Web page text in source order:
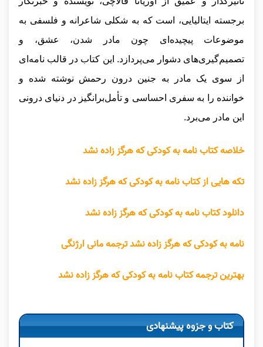
برجسته ایتالیایی، است که به شکلی شاعرانه و فلسفی به
موضوعات پیچیده‌ای چون مادر شدن، عشق، و
تصمیم‌گیری‌های دشوار می‌پردازد. این کتاب در قالب نامه‌ای
از سوی یک مادر به جنین درون رحمش نوشته شده و
خواننده را به سفری احساسی و تأمل‌برانگیز در دنیای درونی
این مادر می‌برد.
خلاصه کتاب نامه به کودکی که هرگز زاده نشد
تکه هایی از کتاب نامه به کودکی که هرگز زاده نشد
دانلود کتاب نامه به کودکی که هرگز زاده نشد
نامه به کودکی که هرگز زاده نشد ترجمه مانی ارژنگی
بهترین ترجمه کتاب نامه به کودکی که هرگز زاده نشد
کتاب و جزوه پیشنهادی